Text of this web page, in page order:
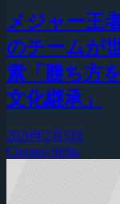
メジャー王
のチームが
素「勝ち方
文化継承」
2026年2月5日
Counter-Strike